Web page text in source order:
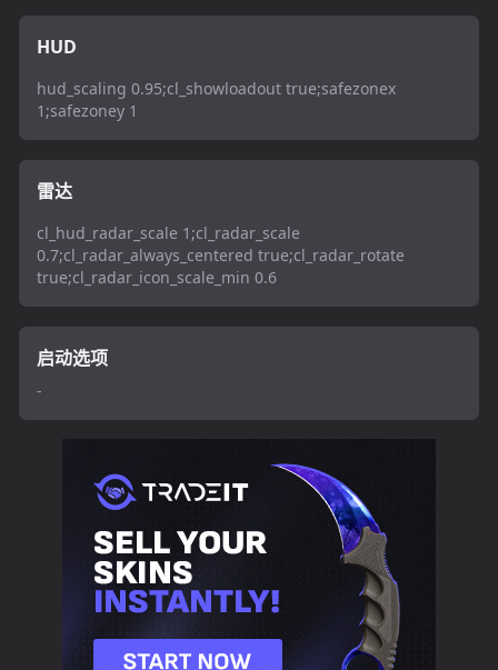
HUD
hud_scaling 0.95;cl_showloadout true;safezonex
1;safezoney 1
雷达
cl_hud_radar_scale 1;cl_radar_scale
0.7;cl_radar_always_centered true;cl_radar_rotate
true;cl_radar_icon_scale_min 0.6
启动选项
-